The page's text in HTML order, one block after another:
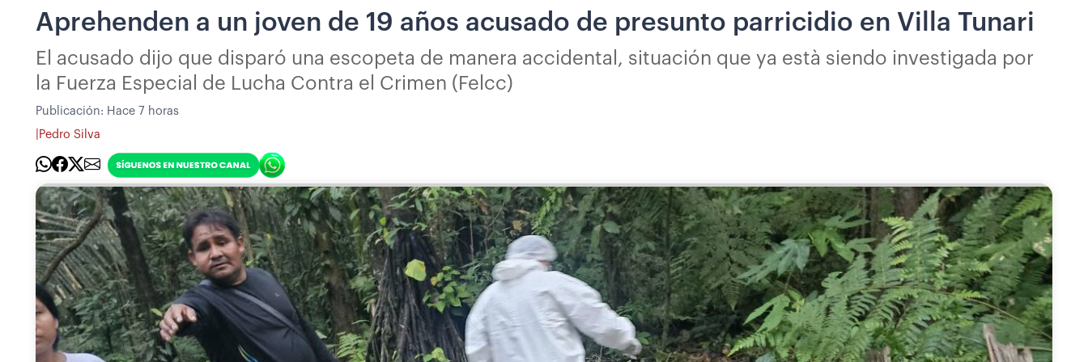
Aprehenden a un joven de 19 años acusado de presunto parricidio en Villa Tunari
El acusado dijo que disparó una escopeta de manera accidental, situación que ya està siendo investigada por
la Fuerza Especial de Lucha Contra el Crimen (Felcc)
Publicación: Hace 7 horas
Pedro Silva